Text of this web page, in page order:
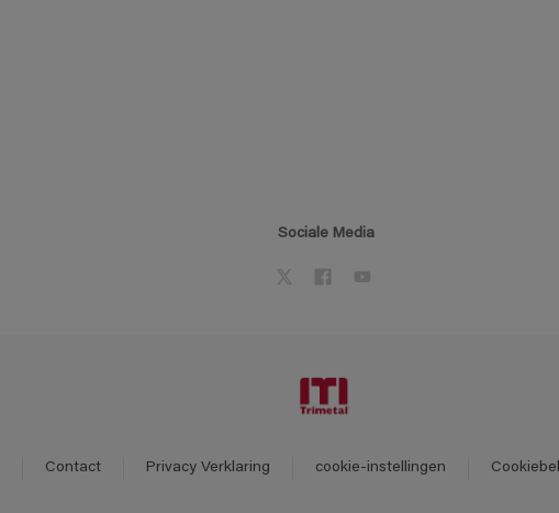
Sociale Media
Contact Privacy Verklaring cookie-instellingen